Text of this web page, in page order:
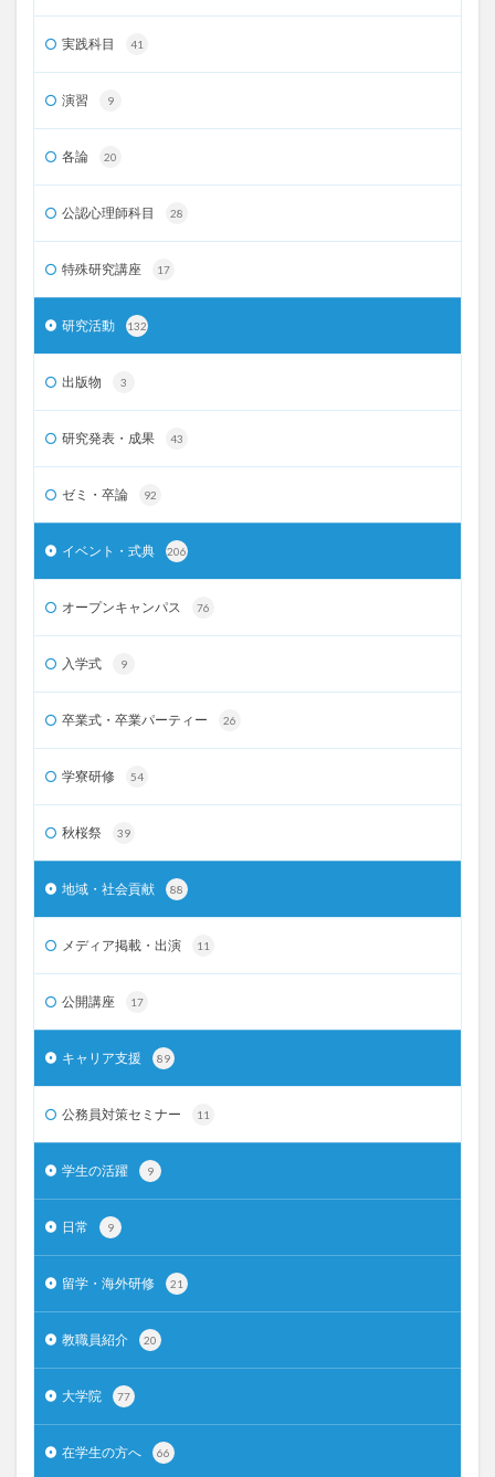
実践科目 41
演習 9
各論 20
公認心理師科目 28
特殊研究講座 17
研究活動 132
出版物 3
研究発表・成果 43
ゼミ・卒論 92
イベント・式典 206
オープンキャンパス 76
入学式 9
卒業式・卒業パーティー 26
学寮研修 54
秋桜祭 39
地域・社会貢献 88
メディア掲載・出演 11
公開講座 17
キャリア支援 89
公務員対策セミナー 11
学生の活躍 9
日常 9
留学・海外研修 21
教職員紹介 20
大学院 77
在学生の方へ 66